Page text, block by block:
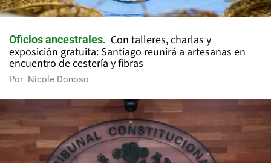
Oficios ancestrales
Con talleres, charlas y
exposición gratuita: Santiago reunirá a artesanas en
encuentro de cestería y fibras
Por Nicole Donoso